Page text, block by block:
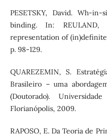
PESETSKY, David. Wh-
binding. In:
representation of
p. 98-129.
QUAREZEMIN, S.
Brasileiro – uma
(Doutorado).
Florianópolis, 2009.
RAPOSO, E. Da Teoria de